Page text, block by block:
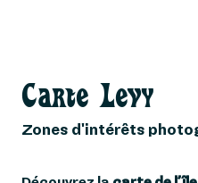
Carte Levy
Zones d'intérêts